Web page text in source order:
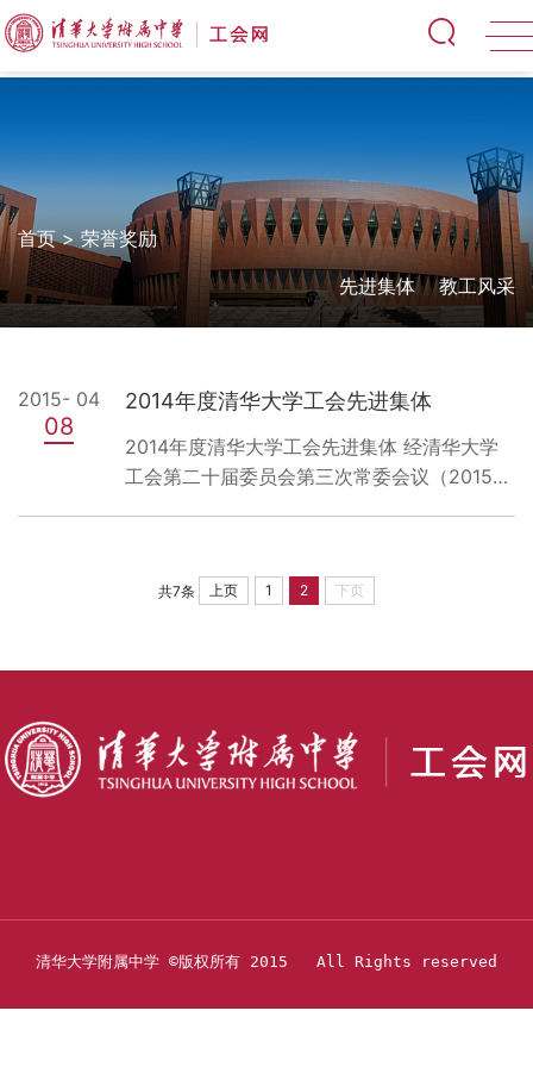
首页>荣誉奖励
先进集体
教工风采
2015- 04
08
2014年度清华大学工会先进集体
2014年度清华大学工会先进集体 经清华大学
工会第二十届委员会第三次常委会议（2015年
共7条 上页 1 2 下页
清华大学附属中学 ©版权所有 2015   All Rights reserved